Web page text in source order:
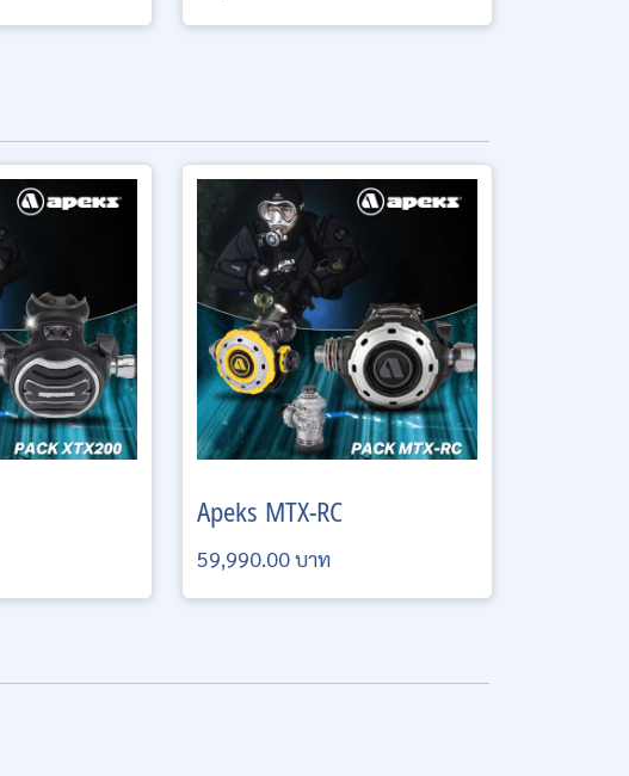
Apeks MTX-RC
59,990.00 บาท